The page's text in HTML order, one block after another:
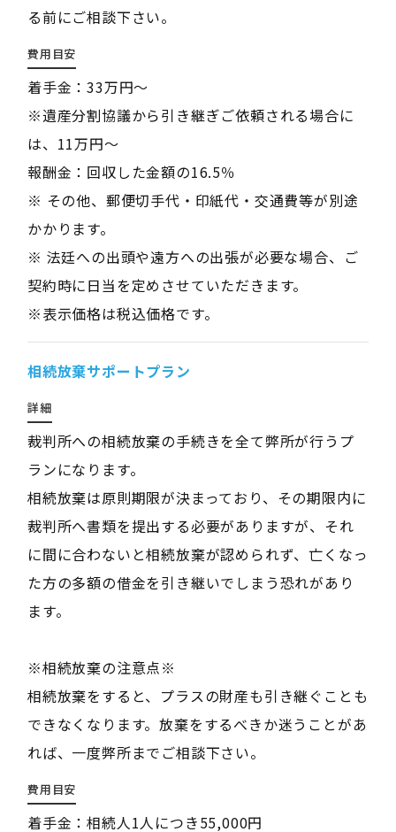
る前にご相談下さい。
費用目安
着手金：33万円～
※遺産分割協議から引き継ぎご依頼される場合に
は、11万円～
報酬金：回収した金額の16.5％
※ その他、郵便切手代・印紙代・交通費等が別途
かかります。
※ 法廷への出頭や遠方への出張が必要な場合、ご
契約時に日当を定めさせていただきます。
※表示価格は税込価格です。
相続放棄サポートプラン
詳細
裁判所への相続放棄の手続きを全て弊所が行うプ
ランになります。
相続放棄は原則期限が決まっており、その期限内に
裁判所へ書類を提出する必要がありますが、それ
に間に合わないと相続放棄が認められず、亡くなっ
た方の多額の借金を引き継いでしまう恐れがあり
ます。
※相続放棄の注意点※
相続放棄をすると、プラスの財産も引き継ぐことも
できなくなります。放棄をするべきか迷うことがあ
れば、一度弊所までご相談下さい。
費用目安
着手金：相続人1人につき55,000円